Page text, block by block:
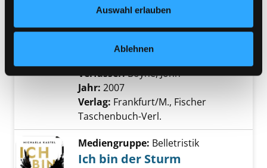
Auswahl erlauben
Ablehnen
Mediengruppe:Jugendbuch
Der Junge im gestreiften
Pyjama
Verfasser:Boyne, JohnSuche nach
Jahr: 2007
Verlag: Frankfurt/M., Fischer
Taschenbuch-Verl.
Mediengruppe: Belletristik
Ich bin der Sturm